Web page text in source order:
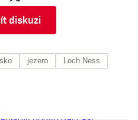
diskuzi
jezero
Loch Ness